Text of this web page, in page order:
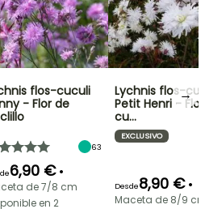
flos-cuculi
- Flor de
63
6,90 € •
de 7/8 cm
en 2
Lychnis flos-
Petit Henri -
cu…
EXCLUSIVO
Desde8,90 € •
Maceta de 8/9
→